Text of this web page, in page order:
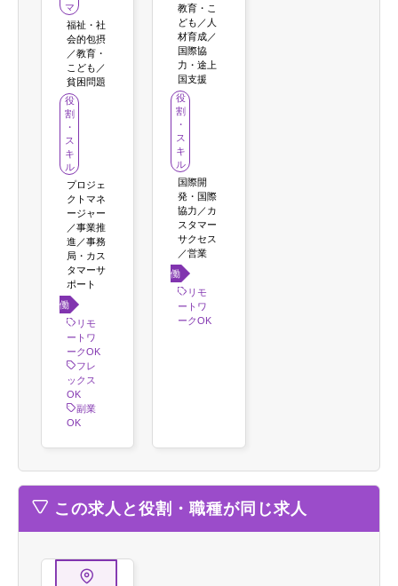
マ
福祉・社
会的包摂
／教育・
こども／
貧困問題
役
割
・
ス
キ
ル
プロジェ
クトマネ
ージャー
／事業推
進／事務
局・カス
タマーサ
ポート
働き
方 リモ
ートワ
ークOK
フレ
ックス
OK
副業
OK
教育・こ
ども／人
材育成／
国際協
力・途上
国支援
役
割
・
ス
キ
ル
国際開
発・国際
協力／カ
スタマー
サクセス
／営業
働き
方 リモ
ートワ
ークOK
この求人と役割・職種が同じ求人